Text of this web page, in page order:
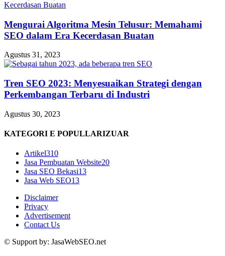
Mengurai Algoritma Mesin Telusur: Memahami
SEO dalam Era Kecerdasan Buatan
Agustus 31, 2023
Tren SEO 2023: Menyesuaikan Strategi dengan
Perkembangan Terbaru di Industri
Agustus 30, 2023
KATEGORI E POPULLARIZUAR
Artikel310
Jasa Pembuatan Website20
Jasa SEO Bekasi13
Jasa Web SEO13
Disclaimer
Privacy
Advertisement
Contact Us
© Support by: JasaWebSEO.net